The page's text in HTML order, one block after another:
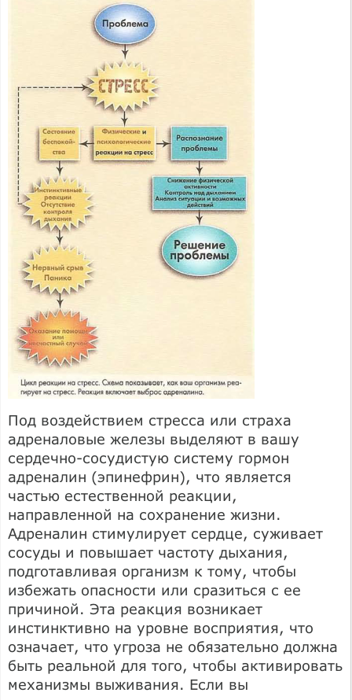
Под воздействием стресса или страха
адреналовые железы выделяют в вашу
сердечно-сосудистую систему гормон
адреналин (эпинефрин), что является
частью естественной реакции,
направленной на сохранение жизни.
Адреналин стимулирует сердце, суживает
сосуды и повышает частоту дыхания,
подготавливая организм к тому, чтобы
избежать опасности или сразиться с ее
причиной. Эта реакция возникает
инстинктивно на уровне восприятия, что
означает, что угроза не обязательно должна
быть реальной для того, чтобы активировать
механизмы выживания. Если вы